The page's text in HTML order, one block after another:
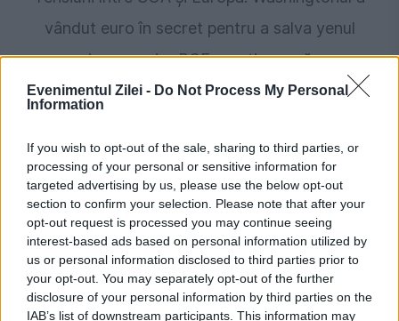
Evenimentul Zilei - Do Not Process My Personal
Information
If you wish to opt-out of the sale, sharing to third parties, or
processing of your personal or sensitive information for
targeted advertising by us, please use the below opt-out
section to confirm your selection. Please note that after your
opt-out request is processed you may continue seeing
interest-based ads based on personal information utilized by
us or personal information disclosed to third parties prior to
your opt-out. You may separately opt-out of the further
disclosure of your personal information by third parties on the
IAB’s list of downstream participants. This information may
vândut euro în secret pentru a salva yenul
japonez, iar BCE reacționează
SOCIAL
MAE avertizează românii care merg în